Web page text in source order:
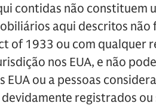
contidas não constituem
aqui descritos
of 1933 ou com
nos EUA, e não
ou a pessoas
registrados